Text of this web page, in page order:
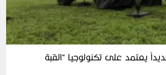
يعتمد على تكنولوجيا “القبة